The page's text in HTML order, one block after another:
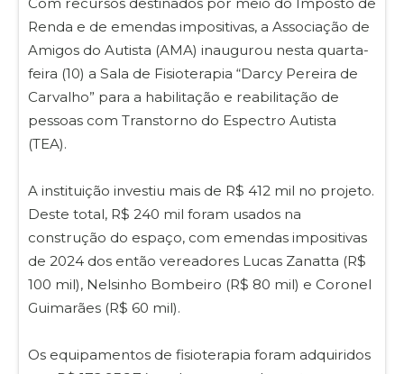
Renda e de emendas impositivas, a Associação de
Amigos do Autista (AMA) inaugurou nesta quarta-
feira (10) a Sala de Fisioterapia “Darcy Pereira de
Carvalho” para a habilitação e reabilitação de
pessoas com Transtorno do Espectro Autista
(TEA).
A instituição investiu mais de R$ 412 mil no projeto.
Deste total, R$ 240 mil foram usados na
construção do espaço, com emendas impositivas
de 2024 dos então vereadores Lucas Zanatta (R$
100 mil), Nelsinho Bombeiro (R$ 80 mil) e Coronel
Guimarães (R$ 60 mil).
Os equipamentos de fisioterapia foram adquiridos